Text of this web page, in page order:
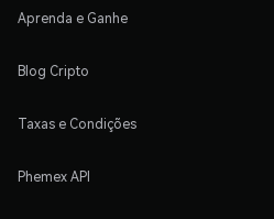
Aprenda e Ganhe
Blog Cripto
Taxas e Condições
Phemex API